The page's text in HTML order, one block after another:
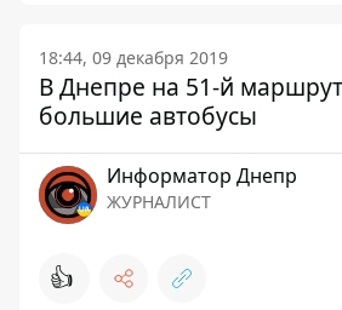
18:44, 09 декабря 2019
В Днепре на 51-й
большие автобусы
Информатор Днепр
ЖУРНАЛИСТ
👍